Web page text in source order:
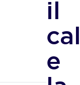
clienti
di
il
e